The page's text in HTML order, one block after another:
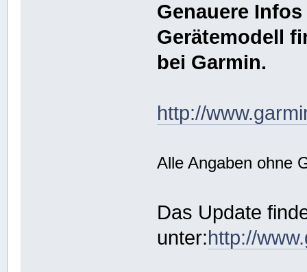
Genauere
Gerätemodell
bei Garmin.
http://
Alle Angaben ohne
Das Update
unter:http://